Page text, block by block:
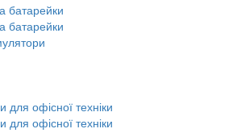
батарейки
батарейки
для офісної техніки
для офісної техніки